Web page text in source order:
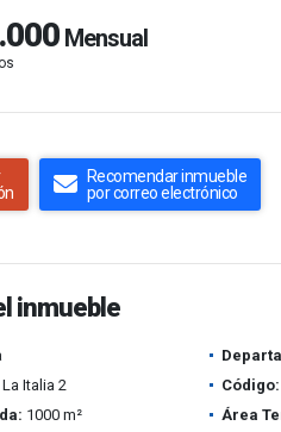
Mensual
Recomendar inmueble
por correo electrónico
inmueble
La Italia 2 Código:
1000 m² Área